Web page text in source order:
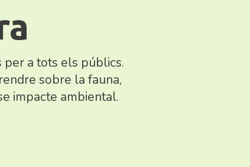
a tots els públics.
sobre la fauna,
impacte ambiental.